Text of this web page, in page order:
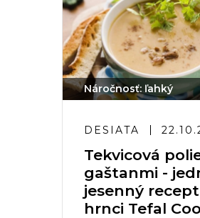
Náročnosť: ľahký
DESIATA
Tekvicová
gaštanmi -
jesenný
hrnci Tefal